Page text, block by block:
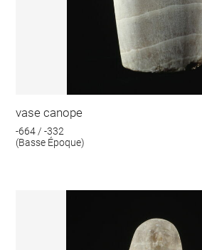
vase canope
-664 / -332
(Basse Époque)